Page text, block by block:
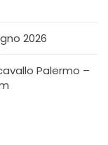
2026
Palermo –